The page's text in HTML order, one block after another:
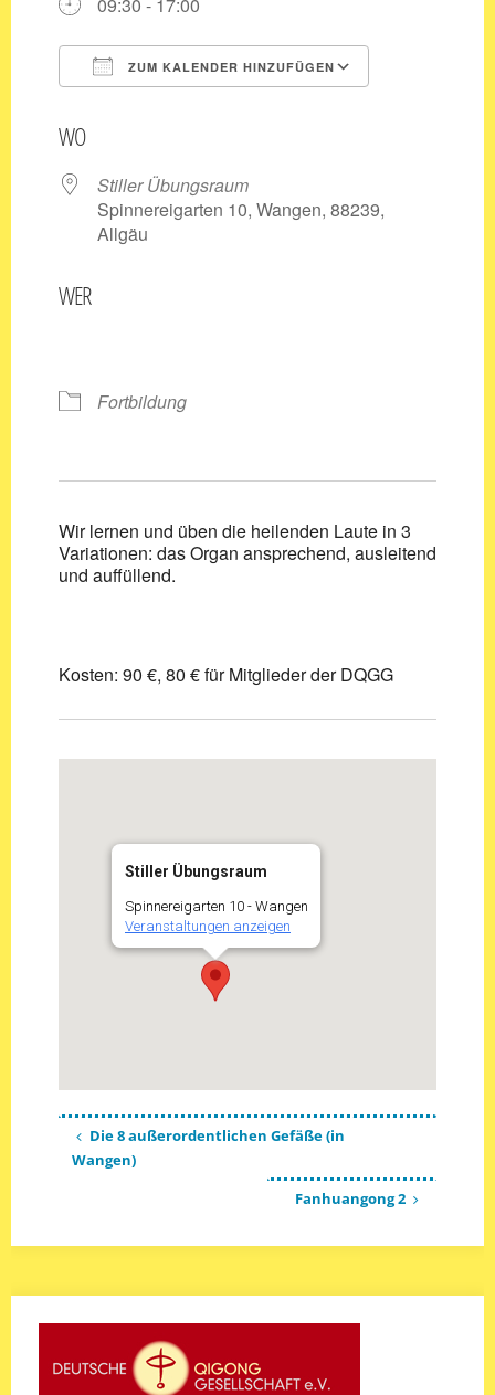
ZUM KALENDER HINZUFÜGEN
WO
Stiller Übungsraum
Spinnereigarten 10, Wangen, 88239,
Allgäu
WER
Fortbildung
Wir lernen und üben die heilenden Laute in 3
Variationen: das Organ ansprechend, ausleitend
und auffüllend.
Kosten: 90 €, 80 € für Mitglieder der DQGG
Stiller Übungsraum
Spinnereigarten 10 - Wangen
Veranstaltungen anzeigen
Die 8 außerordentlichen Gefäße (in
Wangen)
Fanhuangong 2